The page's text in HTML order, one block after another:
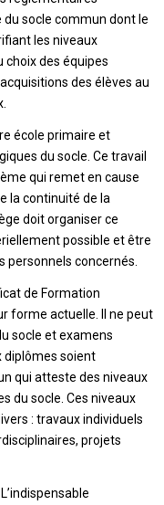
socle commun dont le
les niveaux
choix des équipes
des élèves au
école primaire et
du socle. Ce travail
qui remet en cause
la continuité de la
doit organiser ce
possible et être
personnels concernés.
de Formation
forme actuelle. Il ne peut
socle et examens
diplômes soient
qui atteste des niveaux
du socle. Ces niveaux
: travaux individuels
projets